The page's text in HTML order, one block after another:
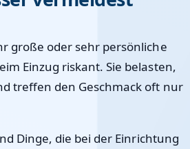
große oder sehr persönliche
Einzug riskant. Sie belasten,
treffen den Geschmack oft nur
Dinge, die bei der Einrichtung